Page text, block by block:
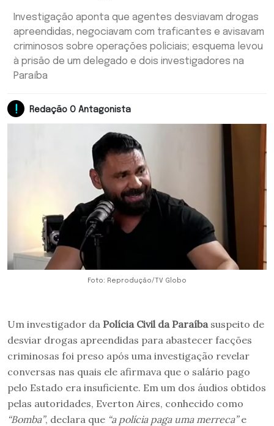
Investigação aponta que agentes desviavam drogas
apreendidas, negociavam com traficantes e avisavam
criminosos sobre operações policiais; esquema levou
à prisão de um delegado e dois investigadores na
Paraíba
Redação O Antagonista
Foto: Reprodução/TV Globo
Um investigador da Polícia Civil da Paraíba suspeito de
desviar drogas apreendidas para abastecer facções
criminosas foi preso após uma investigação revelar
conversas nas quais ele afirmava que o salário pago
pelo Estado era insuficiente. Em um dos áudios obtidos
pelas autoridades, Everton Aires, conhecido como
“Bomba”, declara que “a polícia paga uma merreca”e